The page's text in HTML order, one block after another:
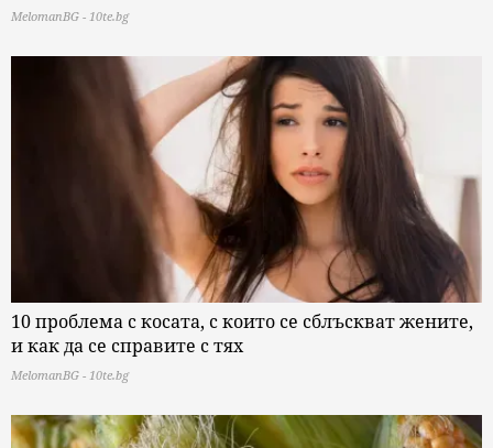
MelomanBG - 10te.bg
10 проблема с косата, с които се сблъскват жените,
и как да се справите с тях
MelomanBG - 10te.bg